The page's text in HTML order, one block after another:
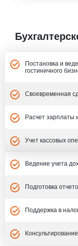
Постановка и
гостиничного
Своевременная
Расчет зарплаты
Учет кассовых
Ведение учета
Подготовка
Поддержка в